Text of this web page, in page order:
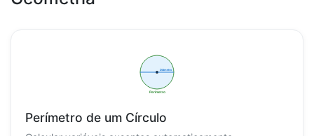
Perímetro de um Círculo